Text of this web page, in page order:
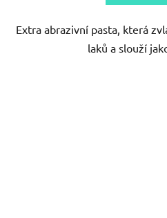
Extra abrazivní pasta, která
laků a slouží